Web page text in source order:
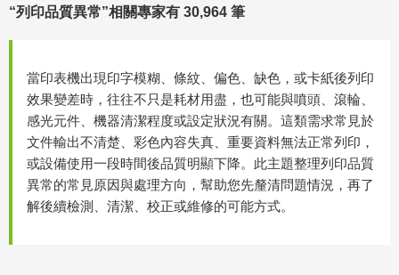
“列印品質異常”相關專家有 30,964 筆
當印表機出現印字模糊、條紋、偏色、缺色，或卡紙後列印
效果變差時，往往不只是耗材用盡，也可能與噴頭、滾輪、
感光元件、機器清潔程度或設定狀況有關。這類需求常見於
文件輸出不清楚、彩色內容失真、重要資料無法正常列印，
或設備使用一段時間後品質明顯下降。此主題整理列印品質
異常的常見原因與處理方向，幫助您先釐清問題情況，再了
解後續檢測、清潔、校正或維修的可能方式。